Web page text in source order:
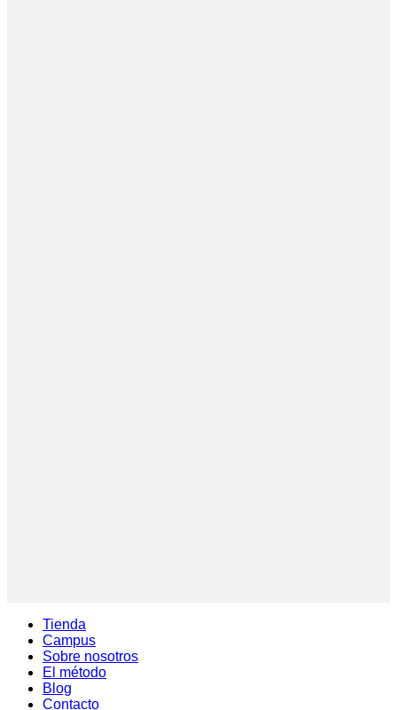
Tienda
Campus
Sobre nosotros
El método
Blog
Contacto